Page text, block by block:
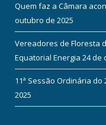
Quem faz a Câmara
outubro de 2025
Vereadores de Floresta
Equatorial Energia 24 de
11ª Sessão Ordinária do
2025